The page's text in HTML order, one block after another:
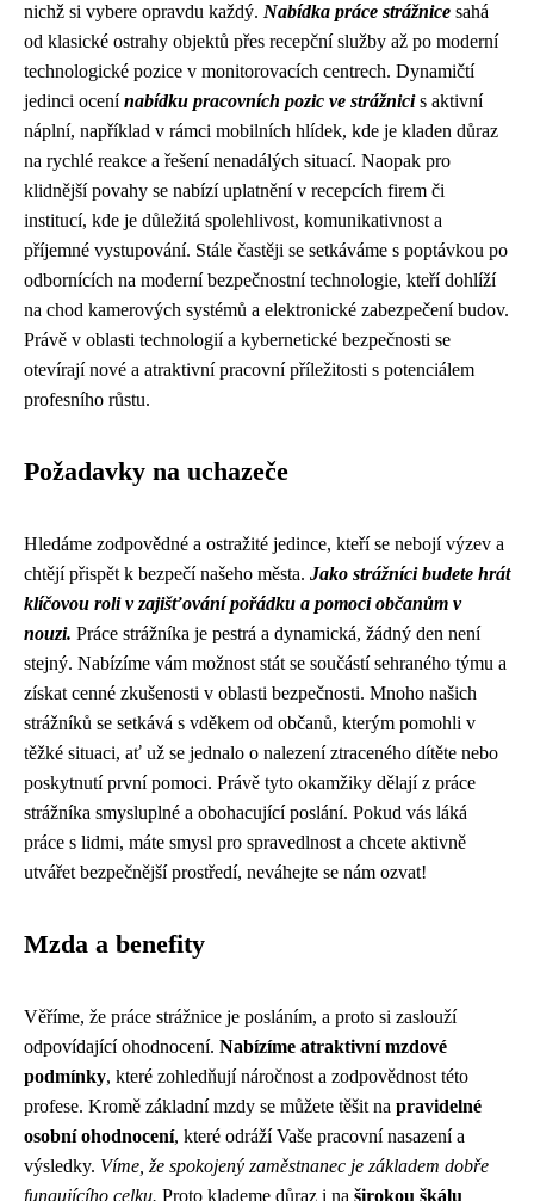
nichž si vybere opravdu každý. Nabídka práce strážnice sahá
od klasické ostrahy objektů přes recepční služby až po moderní
technologické pozice v monitorovacích centrech. Dynamičtí
jedinci ocenínabídku pracovních pozic ve strážnicis aktivní
náplní, například v rámci mobilních hlídek, kde je kladen důraz
na rychlé reakce a řešení nenadálých situací. Naopak pro
klidnější povahy se nabízí uplatnění v recepcích firem či
institucí, kde je důležitá spolehlivost, komunikativnost a
příjemné vystupování. Stále častěji se setkáváme s poptávkou po
odbornících na moderní bezpečnostní technologie, kteří dohlíží
na chod kamerových systémů a elektronické zabezpečení budov.
Právě v oblasti technologií a kybernetické bezpečnosti se
otevírají nové a atraktivní pracovní příležitosti s potenciálem
profesního růstu.
Požadavky na uchazeče
Hledáme zodpovědné a ostražité jedince, kteří se nebojí výzev a
chtějí přispět k bezpečí našeho města. Jako strážníci budete hrát
klíčovou roli v zajišťování pořádku a pomoci občanům v
nouzi. Práce strážníka je pestrá a dynamická, žádný den není
stejný. Nabízíme vám možnost stát se součástí sehraného týmu a
získat cenné zkušenosti v oblasti bezpečnosti. Mnoho našich
strážníků se setkává s vděkem od občanů, kterým pomohli v
těžké situaci, ať už se jednalo o nalezení ztraceného dítěte nebo
poskytnutí první pomoci. Právě tyto okamžiky dělají z práce
strážníka smysluplné a obohacující poslání. Pokud vás láká
práce s lidmi, máte smysl pro spravedlnost a chcete aktivně
utvářet bezpečnější prostředí, neváhejte se nám ozvat!
Mzda a benefity
Věříme, že práce strážnice je posláním, a proto si zaslouží
odpovídající ohodnocení. Nabízíme atraktivní mzdové
podmínky, které zohledňují náročnost a zodpovědnost této
profese. Kromě základní mzdy se můžete těšit na pravidelné
osobní ohodnocení, které odráží Vaše pracovní nasazení a
výsledky. Víme, že spokojený zaměstnanec je základem dobře
fungujícího celku. Proto klademe důraz i na širokou škálu